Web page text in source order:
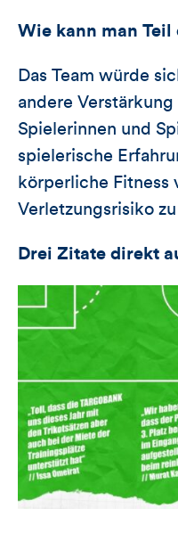
Wie kann man Teil
Das Team würde
andere
Spielerinnen und
spielerische
körperliche Fitness
Verletzungsrisiko
Drei Zitate direkt